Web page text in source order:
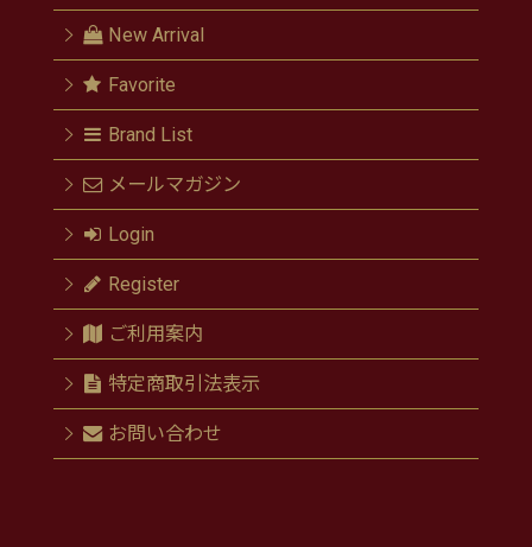
New Arrival
Favorite
Brand List
メールマガジン
Login
Register
ご利用案内
特定商取引法表示
お問い合わせ